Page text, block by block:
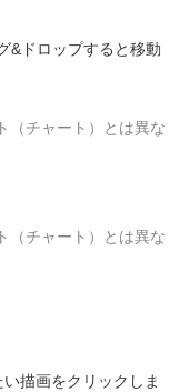
&ドロップすると移動
（チャート）とは異な
（チャート）とは異な
描画をクリックしま